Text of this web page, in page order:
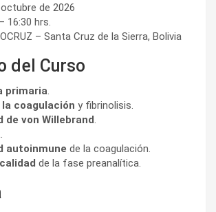
de 2026
16:30 hrs.
– Santa Cruz de la Sierra, Bolivia
del Curso
primaria.
coagulación y fibrinolisis.
de von Willebrand.
.
autoinmune de la coagulación.
de la fase preanalítica.